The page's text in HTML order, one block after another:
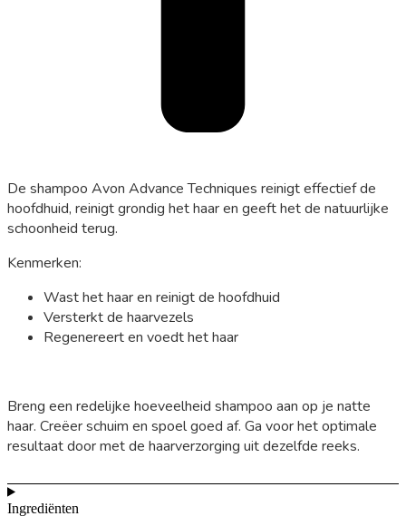
De shampoo Avon Advance Techniques reinigt effectief de
hoofdhuid, reinigt grondig het haar en geeft het de natuurlijke
schoonheid terug.
Kenmerken:
Wast het haar en reinigt de hoofdhuid
Versterkt de haarvezels
Regenereert en voedt het haar
Breng een redelijke hoeveelheid shampoo aan op je natte
haar. Creëer schuim en spoel goed af. Ga voor het optimale
resultaat door met de haarverzorging uit dezelfde reeks.
Ingrediënten